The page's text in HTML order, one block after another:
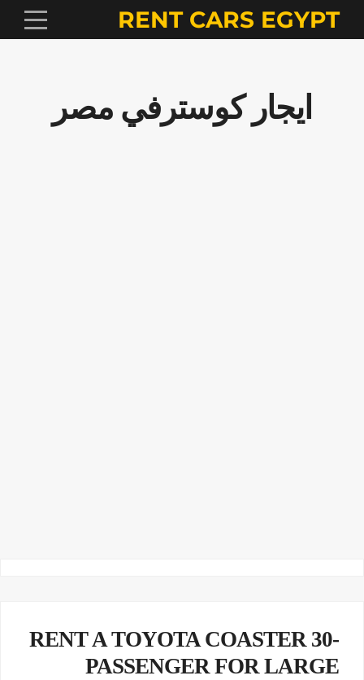
RENT CARS EGYPT
ايجار كوسترفي مصر
RENT A TOYOTA COASTER 30-
PASSENGER FOR LARGE